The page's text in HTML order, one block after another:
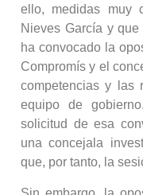
ello, medidas muy
Nieves García y
ha convocado la
Compromís y el
competencias y las
equipo de
solicitud de esa
una concejala
que, por tanto, la